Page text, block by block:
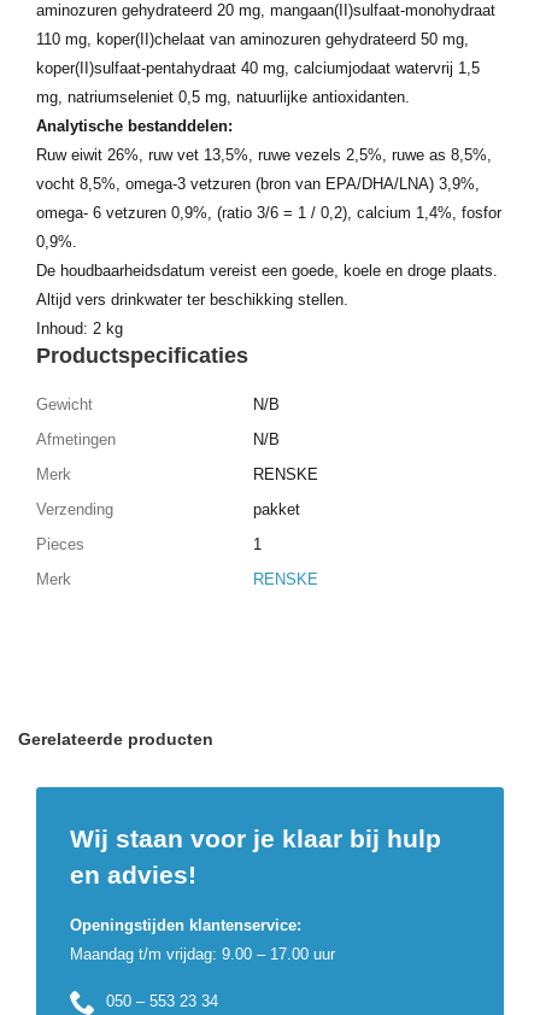
aminozuren gehydrateerd 20 mg, mangaan(II)sulfaat-monohydraat
110 mg, koper(II)chelaat van aminozuren gehydrateerd 50 mg,
koper(II)sulfaat-pentahydraat 40 mg, calciumjodaat watervrij 1,5
mg, natriumseleniet 0,5 mg, natuurlijke antioxidanten.
Analytische bestanddelen:
Ruw eiwit 26%, ruw vet 13,5%, ruwe vezels 2,5%, ruwe as 8,5%,
vocht 8,5%, omega-3 vetzuren (bron van EPA/DHA/LNA) 3,9%,
omega- 6 vetzuren 0,9%, (ratio 3/6 = 1 / 0,2), calcium 1,4%, fosfor
0,9%.
De houdbaarheidsdatum vereist een goede, koele en droge plaats.
Altijd vers drinkwater ter beschikking stellen.
Inhoud: 2 kg
Productspecificaties
Gewicht
N/B
Afmetingen
N/B
Merk
RENSKE
Verzending
pakket
Pieces
1
Merk
RENSKE
Gerelateerde producten
Wij staan voor je klaar bij hulp
en advies!
Openingstijden klantenservice:
Maandag t/m vrijdag: 9.00 – 17.00 uur
050 – 553 23 34